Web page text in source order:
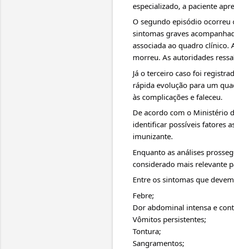
especializado, a paciente
O segundo episódio ocorreu
sintomas graves
associada ao quadro clínico.
morreu. As autoridades
Já o terceiro caso foi
rápida evolução para um
às complicações e faleceu.
De acordo com o Ministério
identificar possíveis fatores
imunizante.
Enquanto as análises
considerado mais relevante
Entre os sintomas que
Febre;
Dor abdominal intensa e
Vômitos persistentes;
Tontura;
Sangramentos;